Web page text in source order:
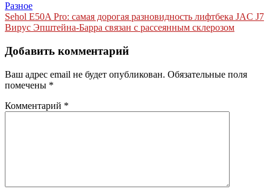
Разное
Навигация
по
записям
Sehol E50A Pro: самая дорогая разновидность лифтбека JAC J7
Вирус Эпштейна-Барра связан с рассеянным склерозом
Добавить комментарий
Ваш адрес email не будет опубликован. Обязательные поля
помечены *
Комментарий *